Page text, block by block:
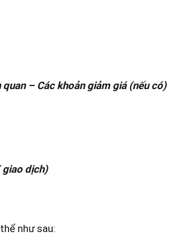
quan – Các khoản giảm giá (nếu có)
giao dịch)
như sau: